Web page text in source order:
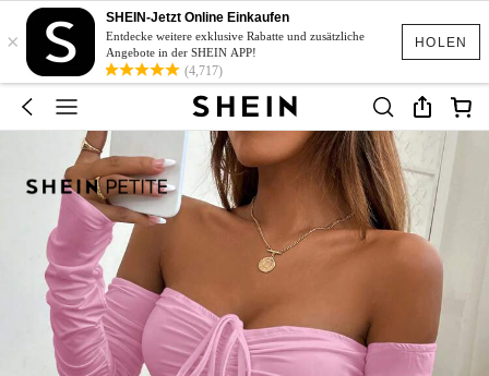
HOLEN
×
SHEIN-Jetzt Online Einkaufen
Entdecke weitere exklusive Rabatte und zusätzliche
Angebote in der SHEIN APP!
(4,717)